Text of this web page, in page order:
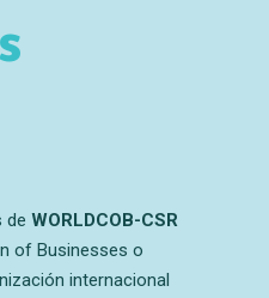
de WORLDCOB-CSR
of Businesses o
internacional